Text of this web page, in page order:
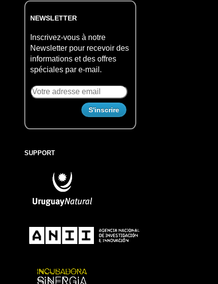
NEWSLETTER
Inscrivez-vous à notre
Newsletter pour recevoir des
informations et des offres
spéciales par e-mail.
SUPPORT